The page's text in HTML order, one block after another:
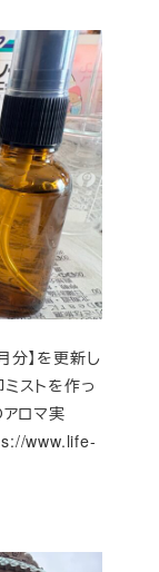
分】を更新し
ストを作っ
ロマ実
www.life-